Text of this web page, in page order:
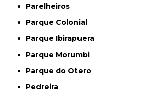
Parelheiros
Parque Colonial
Parque Ibirapuera
Parque Morumbi
Parque do Otero
Pedreira